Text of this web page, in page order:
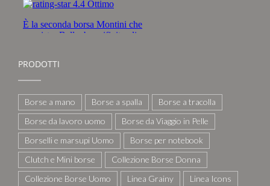
PRODOTTI
Borse a mano Borse a spalla
Borse a tracolla
Borse da lavoro uomo
Borse da Viaggio in Pelle
Borselli e marsupi Uomo
Borse per notebook
Clutch e Mini borse
Collezione Borse Donna
Collezione Borse Uomo
Linea Grainy
Linea Icons